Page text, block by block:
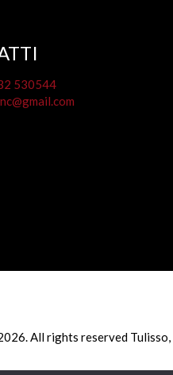
530544
All rights reserved Tulisso,